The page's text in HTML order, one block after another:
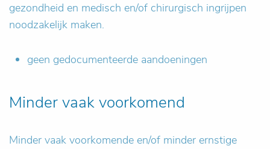
gezondheid en medisch en/of chirurgisch ingrijpen
noodzakelijk maken.
geen gedocumenteerde aandoeningen
Minder vaak voorkomend
Minder vaak voorkomende en/of minder ernstige